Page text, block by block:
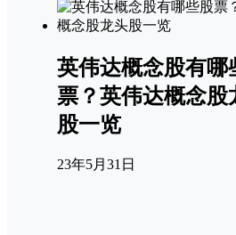
英伟达概念股有哪
票？英伟达概念股
股一览
23年5月31日